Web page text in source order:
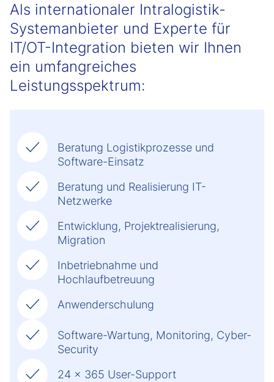
Als internationaler Intralogistik-
Systemanbieter und Experte für
IT/OT-Integration bieten wir Ihnen
ein umfangreiches
Leistungsspektrum:
Beratung Logistikprozesse und
Software-Einsatz
Beratung und Realisierung IT-
Netzwerke
Entwicklung, Projektrealisierung,
Migration
Inbetriebnahme und
Hochlaufbetreuung
Anwenderschulung
Software-Wartung, Monitoring, Cyber-
Security
24 x 365 User-Support